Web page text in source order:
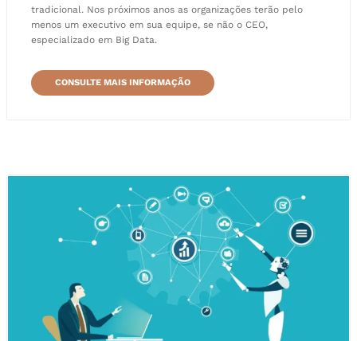
tradicional. Nos próximos anos as organizações terão pelo
menos um executivo em sua equipe, se não o CEO,
especializado em Big Data.
CONSULTE MAIS INFORMAÇÃO